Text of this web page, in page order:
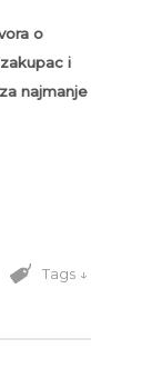
o
i
najmanje
Tags ↓